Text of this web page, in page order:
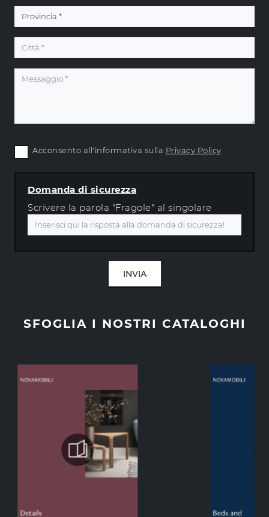
SFOGLIA I NOSTRI CATALOGHI
Acconsento all'informativa sulla Privacy Policy
Domanda di sicurezza
Scrivere la parola "Fragole" al singolare
INVIA